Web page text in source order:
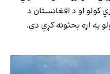
کولو او د افغانستان د
په اړه بحثونه کړي دي.